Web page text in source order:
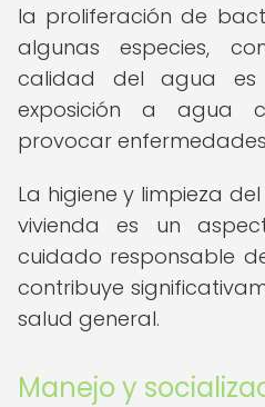
la proliferación de
algunas especies,
calidad del agua
exposición a agua
provocar
La higiene y limpieza
vivienda es un
cuidado responsable
contribuye
salud general.
Manejo y